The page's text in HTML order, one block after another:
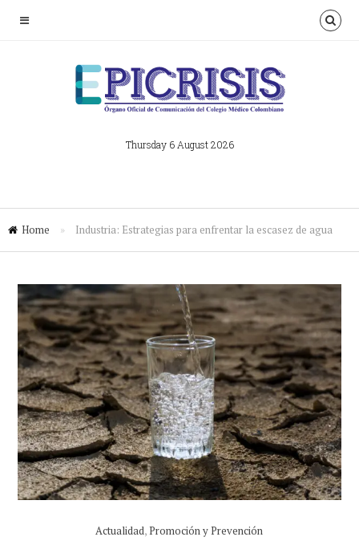
Thursday 6 August 2026
Home » Industria: Estrategias para enfrentar la escasez de agua
Actualidad,Promoción y Prevención